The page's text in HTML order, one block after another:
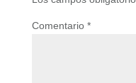
Comentario *